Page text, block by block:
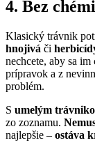
4. Bez
Klasický trávnik
hnojivá či
nechcete, aby sa im
prípravok a z
problém.
S umelým
zo zoznamu.
najlepšie – ostáva